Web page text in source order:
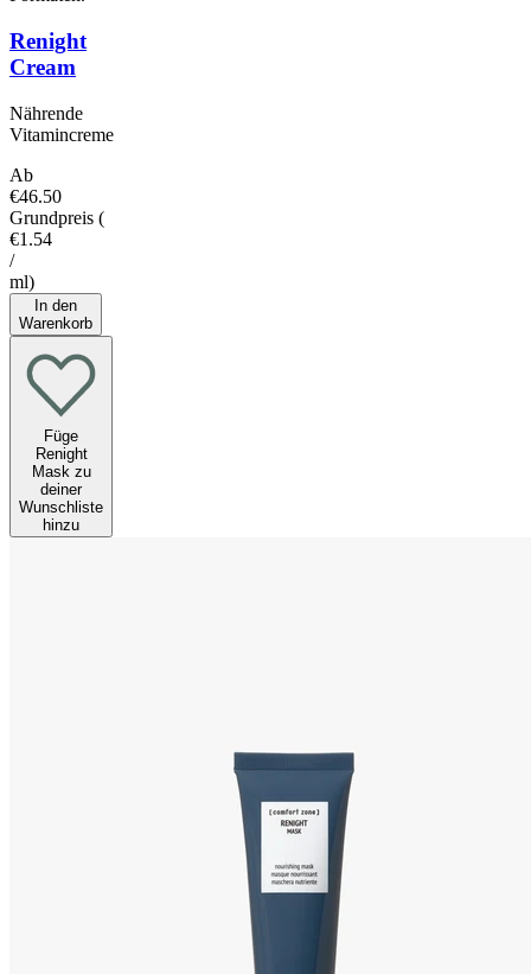
Renight
Cream
Nährende
Vitamincreme
Ab
€46.50
Grundpreis (
€1.54
/
ml)
In den
Warenkorb
Füge
Renight
Mask zu
deiner
Wunschliste
hinzu